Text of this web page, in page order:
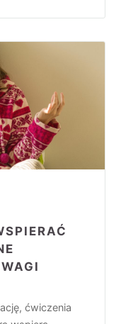
ćwiczenia